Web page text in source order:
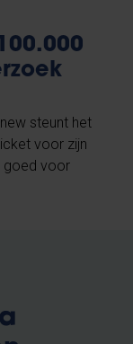
steunt het
voor zijn
goed voor